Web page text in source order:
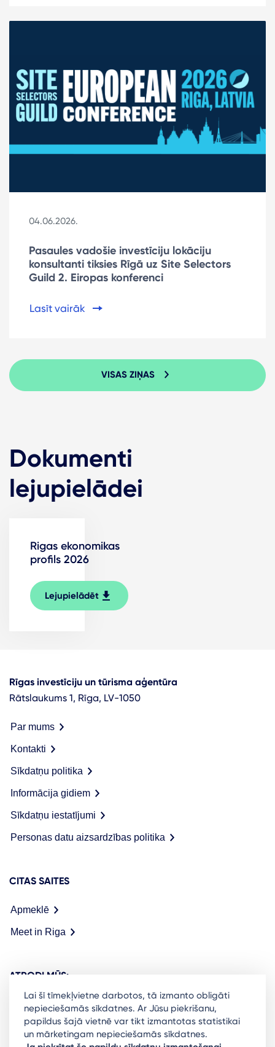
04.06.2026.
Pasaules vadošie investīciju lokāciju
konsultanti tiksies Rīgā uz Site Selectors
Guild 2. Eiropas konferenci
Lasīt vairāk
VISAS ZIŅAS
Dokumenti
lejupielādei
Rigas ekonomikas
profils 2026
Lejupielādēt
Rīgas investīciju un tūrisma aģentūra
Rātslaukums 1, Rīga, LV-1050
Par mums
Kontakti
Sīkdatņu politika
Informācija gidiem
Sīkdatņu iestatījumi
Personas datu aizsardzības politika
CITAS SAITES
Apmeklē
Meet in Riga
ATRODI MŪS:
Lai šī tīmekļvietne darbotos, tā izmanto obligāti
nepieciešamās sīkdatnes. Ar Jūsu piekrišanu,
papildus šajā vietnē var tikt izmantotas statistikai
un mārketingam nepieciešamās sīkdatnes.